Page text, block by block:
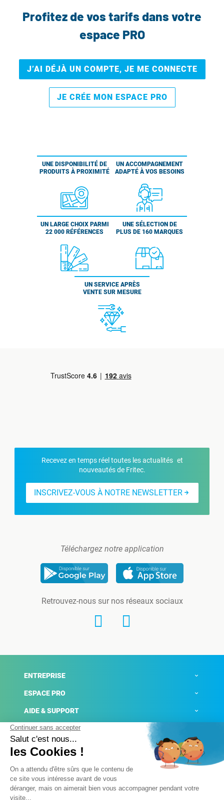
Profitez de vos tarifs dans votre
espace PRO
J’AI DÉJÀ UN COMPTE, JE ME CONNECTE
JE CRÉE MON ESPACE PRO
UNE DISPONIBILITÉ DE
PRODUITS À PROXIMITÉ
UN ACCOMPAGNEMENT
ADAPTÉ À VOS BESOINS
UN LARGE CHOIX PARMI
22 000 RÉFÉRENCES
UNE SÉLECTION DE
PLUS DE 160 MARQUES
UN SERVICE APRÈS
VENTE SUR MESURE
Recevez en temps réel toutes les actualités et
nouveautés de Fritec.
INSCRIVEZ-VOUS À NOTRE NEWSLETTER
Téléchargez notre application
Retrouvez-nous sur nos réseaux sociaux
ENTREPRISE
ESPACE PRO
AIDE & SUPPORT
ACTUALITÉS
Mentions légales